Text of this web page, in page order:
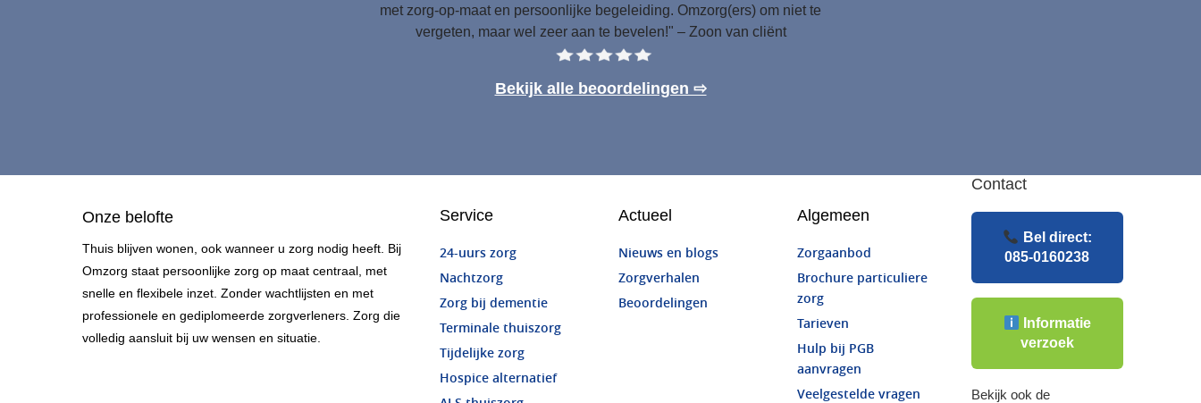
met zorg-op-maat en persoonlijke begeleiding. Omzorg(ers) om niet te
vergeten, maar wel zeer aan te bevelen!" – Zoon van cliënt
Bekijk alle beoordelingen ⇨
Onze belofte
Thuis blijven wonen, ook wanneer u zorg nodig heeft. Bij
Omzorg staat persoonlijke zorg op maat centraal, met
snelle en flexibele inzet. Zonder wachtlijsten en met
professionele en gediplomeerde zorgverleners. Zorg die
volledig aansluit bij uw wensen en situatie.
Service
24-uurs zorg
Nachtzorg
Zorg bij dementie
Terminale thuiszorg
Tijdelijke zorg
Hospice alternatief
Actueel
Nieuws en blogs
Zorgverhalen
Beoordelingen
Algemeen
Zorgaanbod
Brochure particuliere
zorg
Tarieven
Hulp bij PGB
aanvragen
Veelgestelde vragen
Contact
Bel direct:
085-0160238
Informatie
verzoek
Bekijk ook de